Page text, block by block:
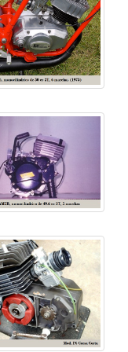
de cambios de
y
automático,
CV, 6 marchas,
para equipar a
SHERCO y
automático (a
cc, 3 marchas.
, refrigerado por
en baño de